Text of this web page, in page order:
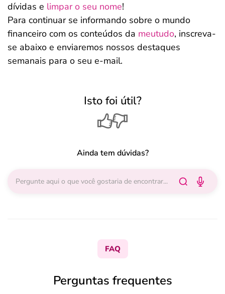
dívidas e limpar o seu nome!
Para continuar se informando sobre o mundo
financeiro com os conteúdos da meutudo, inscreva-
se abaixo e enviaremos nossos destaques
semanais para o seu e-mail.
Isto foi útil?
Ainda tem dúvidas?
FAQ
Perguntas frequentes